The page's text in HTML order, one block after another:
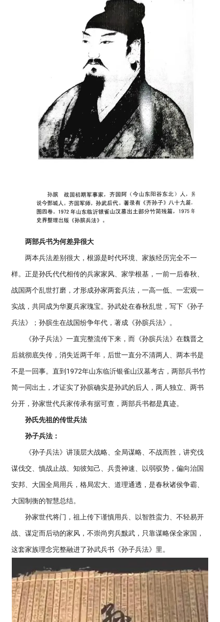
两部兵书为何差异很大
两本兵法差别很大，根源是时代环境、家族经历完全不一
样。正是孙氏代代相传的兵家家风、家学根基，一前一后春秋、
战国两个乱世打磨，才形成孙家两套兵法，一高一低、一宏观一
实战，共同成为华夏兵家瑰宝。孙武处在春秋乱世，写下《孙子
兵法》；孙膑生在战国纷争年代，著成《孙膑兵法》。
《孙子兵法》一直完整流传下来，而《孙膑兵法》在魏晋之
后就彻底失传，消失近两千年，后世一直分不清两人、两本书是
不是一回事。直到1972年山东临沂银雀山汉墓考古，两部兵书竹
简一同出土，才证实了孙膑确实是孙武的后人，两人独立、两书
分开，孙家世代兵家传承有据可查，两部兵书都是真迹。
孙氏先祖的传世兵法
孙子兵法：
《孙子兵法》讲顶层大战略、全局谋略、不战而胜，讲究伐
谋伐交、慎战止战、知彼知己、兵贵神速、以弱驭势，偏向治国
安邦、大国全局用兵，格局宏大、道理通透，是春秋诸侯争霸、
大国制衡的智慧总结。
孙家世代将门，祖上传下谨慎用兵、以智胜蛮力、不轻易开
战、谋定而后动的家风，不崇尚穷兵黩武，只靠谋略保全家国，
这套家族理念完整融进了孙武兵书《孙子兵法》里。